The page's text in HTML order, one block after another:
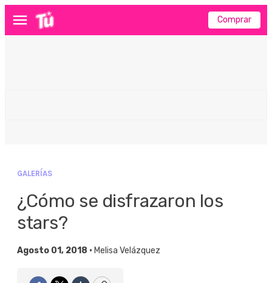
Menú Comprar
GALERÍAS
¿Cómo se disfrazaron los
stars?
Agosto 01, 2018 • Melisa Velázquez